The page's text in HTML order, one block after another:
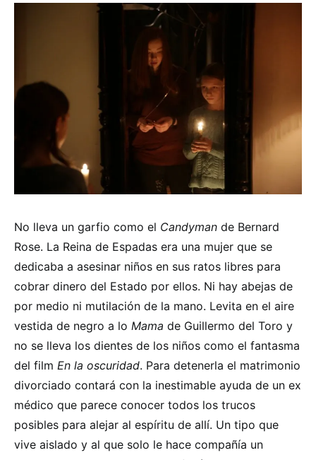
No lleva un garfio como el Candyman de Bernard
Rose. La Reina de Espadas era una mujer que se
dedicaba a asesinar niños en sus ratos libres para
cobrar dinero del Estado por ellos. Ni hay abejas de
por medio ni mutilación de la mano. Levita en el aire
vestida de negro a lo Mama de Guillermo del Toro y
no se lleva los dientes de los niños como el fantasma
del film En la oscuridad. Para detenerla el matrimonio
divorciado contará con la inestimable ayuda de un ex
médico que parece conocer todos los trucos
posibles para alejar al espíritu de allí. Un tipo que
vive aislado y al que solo le hace compañía un